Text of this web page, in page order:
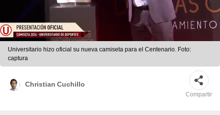
Universitario hizo oficial su nueva camiseta para el Centenario. Foto:
captura
Christian Cuchillo
Compartir